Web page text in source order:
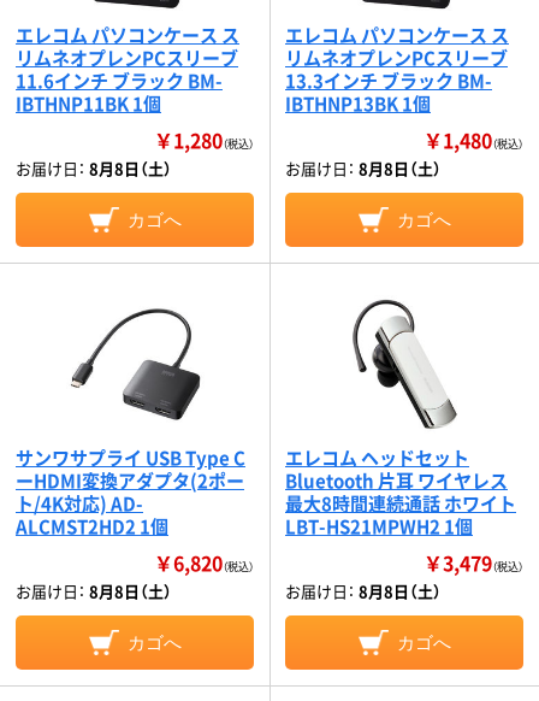
エレコム パソコンケース ス
リムネオプレンPCスリーブ
11.6インチ ブラック BM-
IBTHNP11BK 1個
￥1,280（税込）
お届け日： 8月8日（土）
カゴへ
エレコム パソコンケース ス
リムネオプレンPCスリーブ
13.3インチ ブラック BM-
IBTHNP13BK 1個
￥1,480（税込）
お届け日： 8月8日（土）
カゴへ
サンワサプライ USB Type C
ーHDMI変換アダプタ(2ポー
ト/4K対応) AD-
ALCMST2HD2 1個
￥6,820（税込）
お届け日： 8月8日（土）
カゴへ
エレコム ヘッドセット
Bluetooth 片耳 ワイヤレス
最大8時間連続通話 ホワイト
LBT-HS21MPWH2 1個
￥3,479（税込）
お届け日： 8月8日（土）
カゴへ